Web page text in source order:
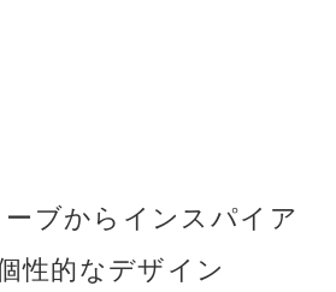
ブからインスパイア
性的なデザイン